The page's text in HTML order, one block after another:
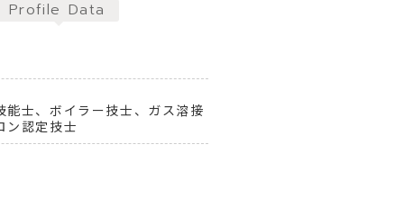
Profile Data
能士、ボイラー技士、ガス溶接
ン認定技士